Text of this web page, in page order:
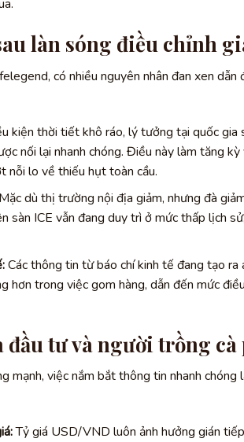
làn sóng điều chỉnh
có nhiều nguyên nhân đan xen
kiện thời tiết khô ráo, lý tưởng tại quốc gia
nối lại nhanh chóng. Điều này làm tăng
nỗi lo về thiếu hụt toàn cầu.
dù thị trường nội địa giảm, nhưng đà
sàn ICE vẫn đang duy trì ở mức thấp lịch
Các thông tin từ báo chí kinh tế đang tạo ra
hơn trong việc gom hàng, dẫn đến mức
tư và người trồng cà
mạnh, việc nắm bắt thông tin nhanh
Tỷ giá USD/VND luôn ảnh hưởng gián